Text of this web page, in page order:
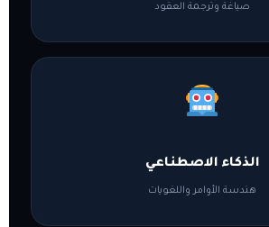
صياغة وترجمة العقود
الذكاء الاصطناعي
هندسة الأوامر واللغويات